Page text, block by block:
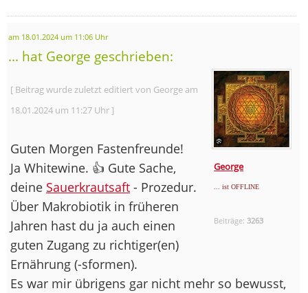
am 18.01.2024 um 11:06 Uhr
... hat George geschrieben:
George
... ist OFFLINE
Beiträge:3263
[ Beitrag wurde zuletzt editiert von George am
18.01.2024 um 11:27 Uhr ]
Guten Morgen Fastenfreunde!
Ja Whitewine. 👍 Gute Sache,
deine Sauerkrautsaft - Prozedur.
Über Makrobiotik in früheren
Jahren hast du ja auch einen
guten Zugang zu richtiger(en)
Ernährung (-sformen).
Es war mir übrigens gar nicht mehr so bewusst,